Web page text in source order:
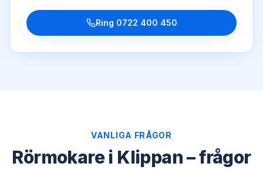
Ring 0722 400 450
VANLIGA FRÅGOR
Rörmokare i Klippan – frågor